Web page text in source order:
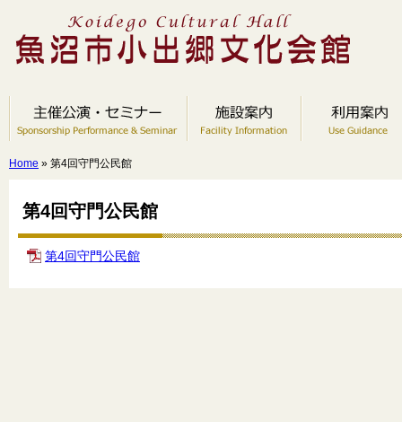
Home » 第4回守門公民館
第4回守門公民館
第4回守門公民館